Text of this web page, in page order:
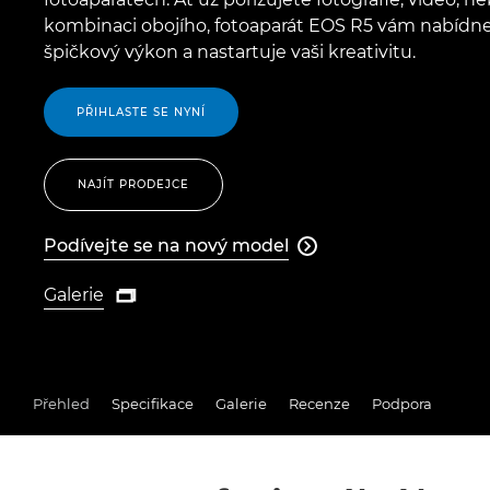
kombinaci obojího, fotoaparát EOS R5 vám
špičkový výkon a nastartuje vaši kreativitu.
PŘIHLASTE SE NYNÍ
NAJÍT PRODEJCE
Podívejte se na nový model
Podívejte se na nový model

Galerie
Galerie

Přehled Specifikace Galerie Recenze Podpora